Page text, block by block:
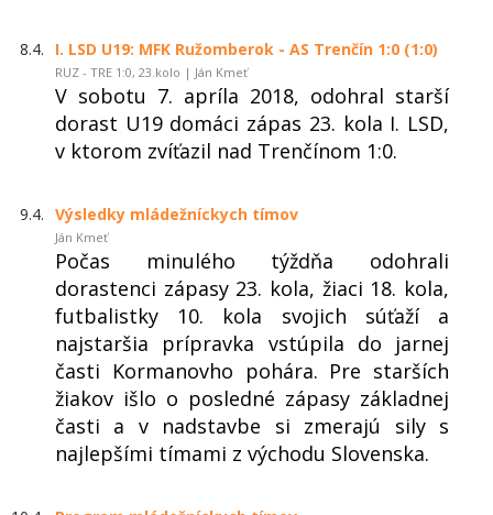
8.4. I. LSD U19: MFK Ružomberok - AS Trenčín 1:0 (1:0)
RUZ - TRE 1:0, 23.kolo | Ján Kmeť
V sobotu 7. apríla 2018, odohral starší
dorast U19 domáci zápas 23. kola I. LSD,
v ktorom zvíťazil nad Trenčínom 1:0.
9.4. Výsledky mládežníckych tímov
Ján Kmeť
Počas minulého týždňa odohrali
dorastenci zápasy 23. kola, žiaci 18. kola,
futbalistky 10. kola svojich súťaží a
najstaršia prípravka vstúpila do jarnej
časti Kormanovho pohára. Pre starších
žiakov išlo o posledné zápasy základnej
časti a v nadstavbe si zmerajú sily s
najlepšími tímami z východu Slovenska.